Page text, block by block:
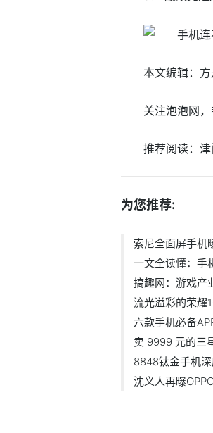
本文编辑：
关注泡泡网
推荐阅读： 津
为您推荐:
索尼全面屏手机
一文全读懂：手
搞趣网：游戏产
流光溢彩的荣耀
六款手机必备
卖 9999 元的三
8848钛金手机
沈义人再曝